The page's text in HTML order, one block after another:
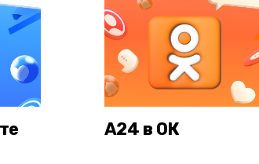
А24 в ОК